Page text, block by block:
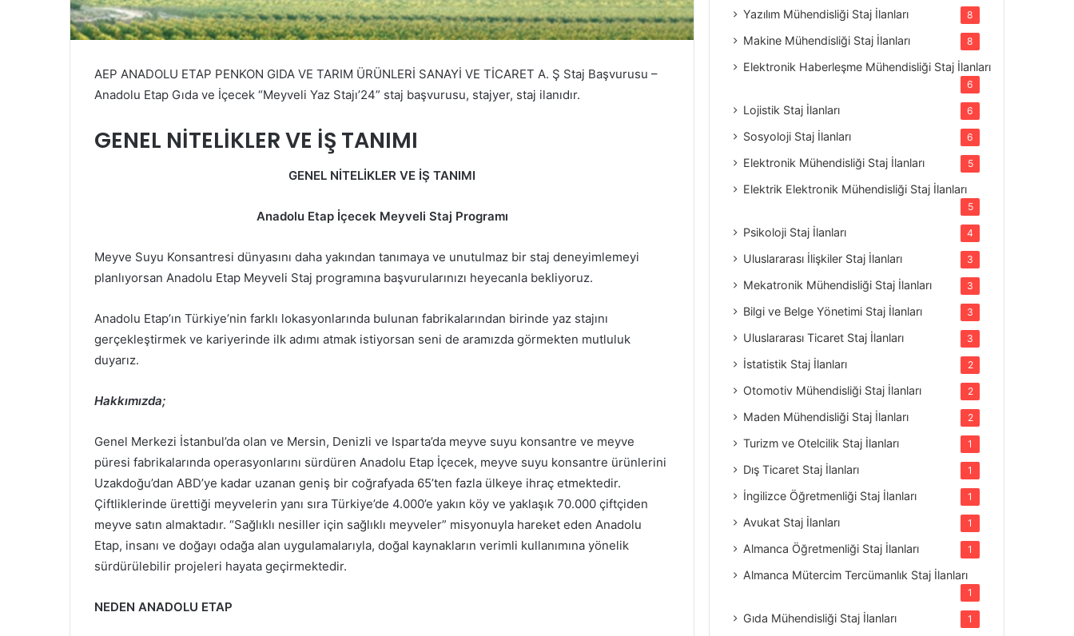
AEP ANADOLU ETAP PENKON GIDA VE TARIM ÜRÜNLERİ SANAYİ VE TİCARET A. Ş Staj Başvurusu –
Anadolu Etap Gıda ve İçecek “Meyveli Yaz Stajı’24” staj başvurusu, stajyer, staj ilanıdır.
GENEL NİTELİKLER VE İŞ TANIMI
GENEL NİTELİKLER VE İŞ TANIMI
Anadolu Etap İçecek Meyveli Staj Programı
Meyve Suyu Konsantresi dünyasını daha yakından tanımaya ve unutulmaz bir staj deneyimlemeyi
planlıyorsan Anadolu Etap Meyveli Staj programına başvurularınızı heyecanla bekliyoruz.
Anadolu Etap’ın Türkiye’nin farklı lokasyonlarında bulunan fabrikalarından birinde yaz stajını
gerçekleştirmek ve kariyerinde ilk adımı atmak istiyorsan seni de aramızda görmekten mutluluk
duyarız.
Hakkımızda;
Genel Merkezi İstanbul’da olan ve Mersin, Denizli ve Isparta’da meyve suyu konsantre ve meyve
püresi fabrikalarında operasyonlarını sürdüren Anadolu Etap İçecek, meyve suyu konsantre ürünlerini
Uzakdoğu’dan ABD’ye kadar uzanan geniş bir coğrafyada 65’ten fazla ülkeye ihraç etmektedir.
Çiftliklerinde ürettiği meyvelerin yanı sıra Türkiye’de 4.000’e yakın köy ve yaklaşık 70.000 çiftçiden
meyve satın almaktadır. “Sağlıklı nesiller için sağlıklı meyveler” misyonuyla hareket eden Anadolu
Etap, insanı ve doğayı odağa alan uygulamalarıyla, doğal kaynakların verimli kullanımına yönelik
sürdürülebilir projeleri hayata geçirmektedir.
NEDEN ANADOLU ETAP
Yazılım Mühendisliği Staj İlanları 8
Makine Mühendisliği Staj İlanları 8
Elektronik Haberleşme Mühendisliği Staj İlanları
6
Lojistik Staj İlanları 6
Sosyoloji Staj İlanları 6
Elektronik Mühendisliği Staj İlanları 5
Elektrik Elektronik Mühendisliği Staj İlanları
5
Psikoloji Staj İlanları 4
Uluslararası İlişkiler Staj İlanları 3
Mekatronik Mühendisliği Staj İlanları 3
Bilgi ve Belge Yönetimi Staj İlanları 3
Uluslararası Ticaret Staj İlanları 3
İstatistik Staj İlanları 2
Otomotiv Mühendisliği Staj İlanları 2
Maden Mühendisliği Staj İlanları 2
Turizm ve Otelcilik Staj İlanları 1
Dış Ticaret Staj İlanları 1
İngilizce Öğretmenliği Staj İlanları 1
Avukat Staj İlanları 1
Almanca Öğretmenliği Staj İlanları 1
Almanca Mütercim Tercümanlık Staj İlanları
1
Gıda Mühendisliği Staj İlanları 1